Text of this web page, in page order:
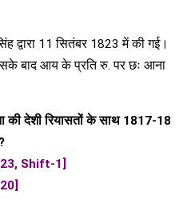
द्वारा 11 सितंबर 1823 में की गई।
बाद आय के प्रति रु. पर छः आना
की देशी रियासतों के साथ 1817-18
Shift-1]